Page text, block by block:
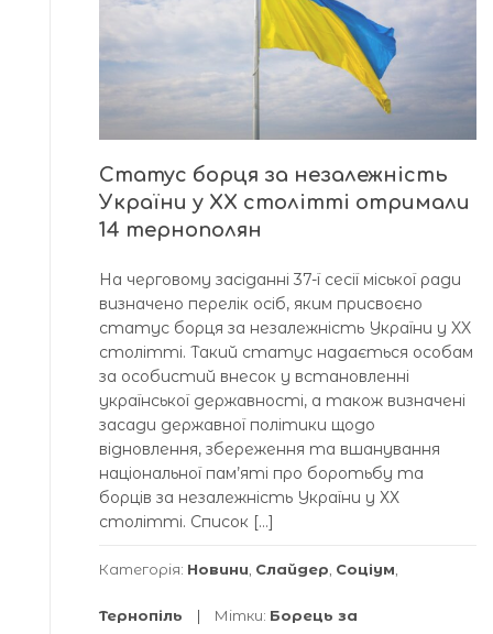
Статус борця за незалежність
України у XX столітті отримали
14 тернополян
На черговому засіданні 37-ї сесії міської ради
визначено перелік осіб, яким присвоєно
статус борця за незалежність України у XX
столітті. Такий статус надається особам
за особистий внесок у встановленні
української державності, а також визначені
засади державної політики щодо
відновлення, збереження та вшанування
національної пам’яті про боротьбу та
борців за незалежність України у ХХ
столітті. Список […]
Категорія: Новини, Слайдер, Соціум,
Тернопіль Мітки: Борець за